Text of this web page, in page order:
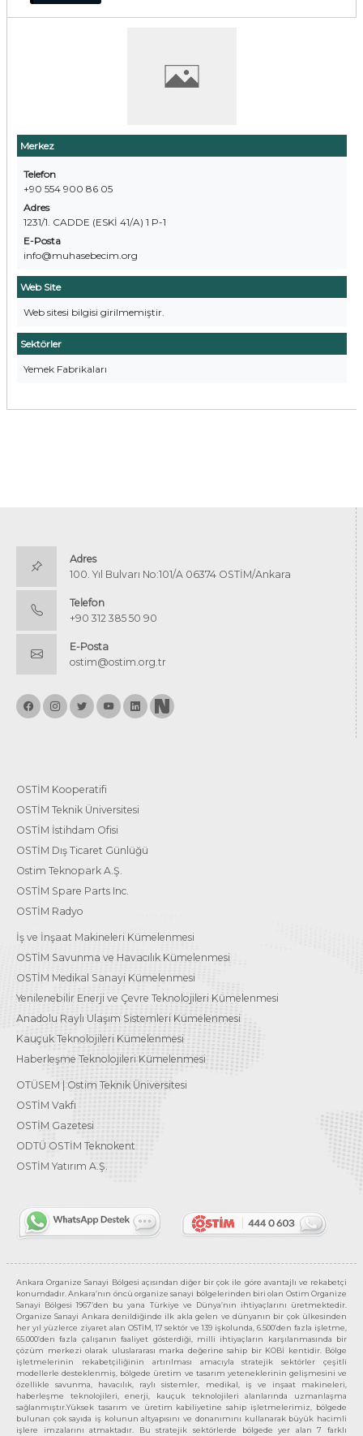
Merkez
Telefon
+90 554 900 86 05
Adres
1231/1. CADDE (ESKİ 41/A) 1 P-1
E-Posta
info@muhasebecim.org
Web Site
Web sitesi bilgisi girilmemiştir.
Sektörler
Yemek Fabrikaları
Adres
100. Yıl Bulvarı No:101/A 06374 OSTİM/Ankara
Telefon
+90 312 385 50 90
E-Posta
ostim@ostim.org.tr
OSTİM Kooperatifi
OSTİM Teknik Üniversitesi
OSTİM İstihdam Ofisi
OSTİM Dış Ticaret Günlüğü
Ostim Teknopark A.Ş.
OSTİM Spare Parts Inc.
OSTİM Radyo
İş ve İnşaat Makineleri Kümelenmesi
OSTİM Savunma ve Havacılık Kümelenmesi
OSTİM Medikal Sanayi Kümelenmesi
Yenilenebilir Enerji ve Çevre Teknolojileri Kümelenmesi
Anadolu Raylı Ulaşım Sistemleri Kümelenmesi
Kauçuk Teknolojileri Kümelenmesi
Haberleşme Teknolojileri Kümelenmesi
OTÜSEM | Ostim Teknik Üniversitesi
OSTİM Vakfı
OSTİM Gazetesi
ODTÜ OSTİM Teknokent
OSTİM Yatırım A.Ş.
Ankara Organize Sanayi Bölgesi açısından diğer bir çok ile göre avantajlı ve rekabetçi
konumdadır. Ankara’nın öncü organize sanayi bölgelerinden biri olan Ostim Organize
Sanayi Bölgesi 1967’den bu yana Türkiye ve Dünya’nın ihtiyaçlarını üretmektedir.
Organize Sanayi Ankara denildiğinde ilk akla gelen ve dünyanın bir çok ülkesinden
her yıl yüzlerce ziyaret alan OSTİM, 17 sektör ve 139 işkolunda, 6.500’den fazla işletme,
65.000’den fazla çalışanın faaliyet gösterdiği, milli ihtiyaçların karşılanmasında bir
çözüm merkezi olarak uluslararası marka değerine sahip bir KOBİ kentidir. Bölge
işletmelerinin rekabetçiliğinin artırılması amacıyla stratejik sektörler çeşitli
modellerle desteklenmiş, bölgede üretim ve tasarım yeteneklerinin gelişmesini ve
özellikle savunma, havacılık, raylı sistemler, medikal, iş ve inşaat makineleri,
haberleşme teknolojileri, enerji, kauçuk teknolojileri alanlarında uzmanlaşma
sağlanmıştır.Yüksek tasarım ve üretim kabiliyetine sahip işletmelerimiz, bölgede
bulunan çok sayıda iş kolunun altyapısını ve donanımını kullanarak büyük hacimli
işlere imzalarını atmaktadır. Bu stratejik sektörlerde bölgede yer alan 7 farklı